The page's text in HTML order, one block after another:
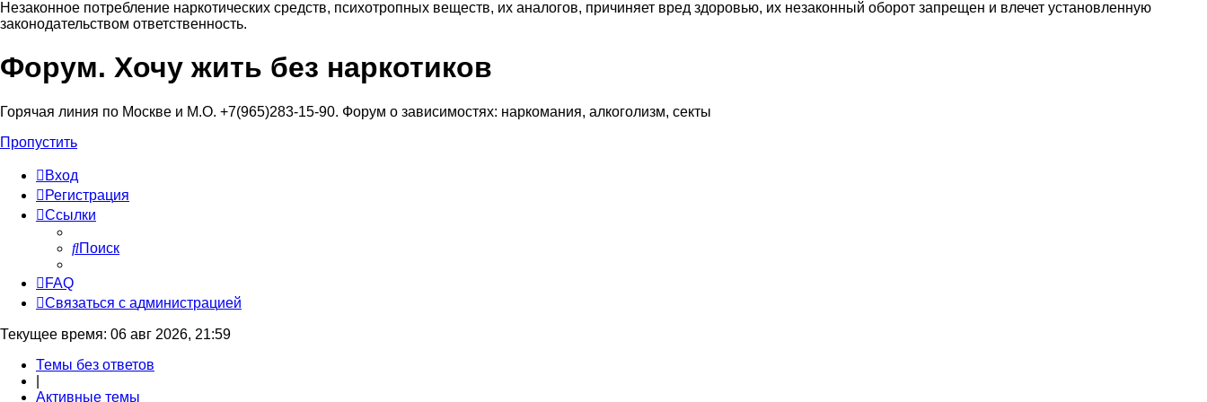
Незаконное потребление наркотических средств, психотропных веществ, их аналогов, причиняет вред здоровью, их незаконный оборот запрещен и влечет установленную
законодательством ответственность.
Регистрация
Форум. Хочу жить без наркотиков
Горячая линия по Москве и М.О. +7(965)283-15-90. Форум о зависимостях: наркомания, алкоголизм, секты
Пропустить
Вход
Регистрация
Ссылки
Поиск
FAQ
Связаться с администрацией
Текущее время: 06 авг 2026, 21:59
Темы без ответов
Активные темы